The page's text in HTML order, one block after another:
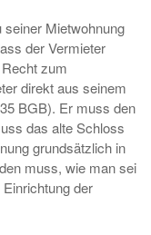
Mietwohnung
der Vermieter
zum
direkt aus seinem
BGB). Er muss den
das alte Schloss
grundsätzlich in
muss, wie man sei
der